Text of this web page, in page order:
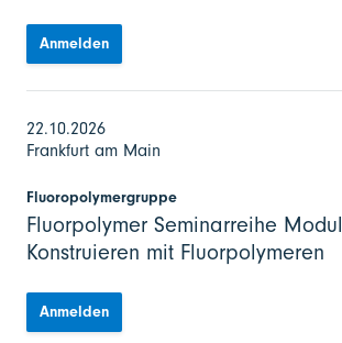
Anmelden
22.10.2026
Frankfurt am Main
Fluoropolymergruppe
Fluorpolymer Seminarreihe
Konstruieren mit Fluorpolymeren
Anmelden